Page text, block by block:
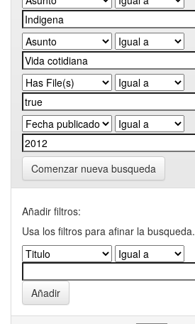
Comenzar nueva busqueda
Añadir filtros:
Usa los filtros para afinar la busqueda.